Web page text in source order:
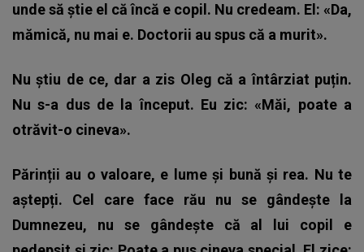
unde să știe el că încă e copil. Nu credeam. El: «Da,
mămică, nu mai e. Doctorii au spus că a murit».
Nu știu de ce, dar a zis Oleg că a întârziat puțin.
Nu s-a dus de la început. Eu zic: «Măi, poate a
otrăvit-o cineva».
Părinții au o valoare, e lume și bună și rea. Nu te
aștepți. Cel care face rău nu se gândește la
Dumnezeu, nu se gândește că al lui copil e